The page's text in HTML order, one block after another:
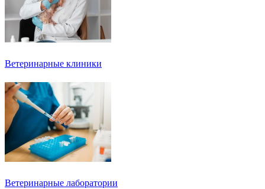
Ветеринарные клиники
Ветеринарные лаборатории